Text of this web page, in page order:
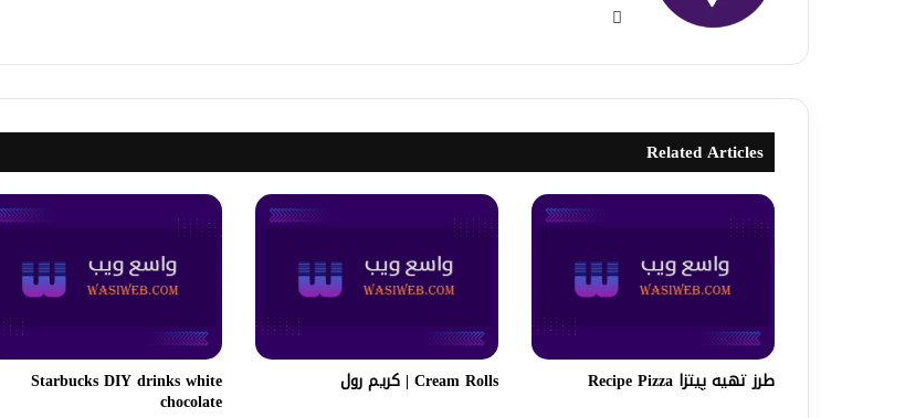
Related Articles
طرز تهیه پیتزا Recipe Pizza Cream Rolls | کریم رول Starbucks DIY drinks white
chocolate